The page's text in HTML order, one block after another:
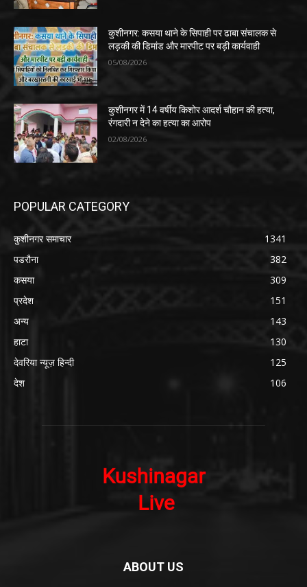
कुशीनगर: कसया थाने के सिपाही पर ढाबा संचालक से
लड़की की डिमांड और मारपीट पर बड़ी कार्यवाही
05/08/2026
कुशीनगर में 14 वर्षीय किशोर आदर्श चौहान की हत्या,
रंगदारी न देने का हत्या का आरोप
02/08/2026
POPULAR CATEGORY
कुशीनगर समाचार
1341
पडरौना
382
कसया
309
प्रदेश
151
अन्य
143
हाटा
130
देवरिया न्यूज़ हिन्दी
125
देश
106
ABOUT US